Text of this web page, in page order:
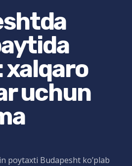
xalqaro
uchun
poytaxti Budapesht ko’plab